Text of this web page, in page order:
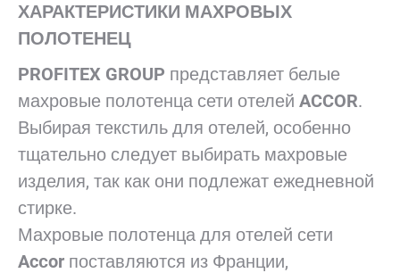
ХАРАКТЕРИСТИКИ МАХРОВЫХ
ПОЛОТЕНЕЦ
PROFITEX GROUP представляет белые
махровые полотенца сети отелей ACCOR.
Выбирая текстиль для отелей, особенно
тщательно следует выбирать махровые
изделия, так как они подлежат ежедневной
стирке.
Махровые полотенца для отелей сети
Acсor поставляются из Франции,